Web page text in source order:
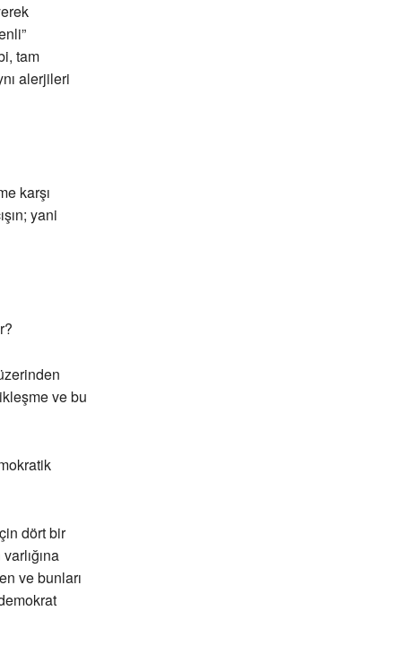
tam
alerjileri
karşı
yani
ve bu
dört bir
ve bunları